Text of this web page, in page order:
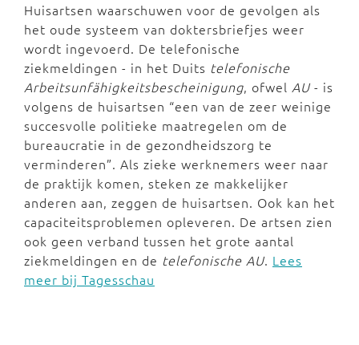
Huisartsen waarschuwen voor de gevolgen als
het oude systeem van doktersbriefjes weer
wordt ingevoerd. De telefonische
ziekmeldingen - in het Duits telefonische
Arbeitsunfähigkeitsbescheinigung, ofwel AU- is
volgens de huisartsen “een van de zeer weinige
succesvolle politieke maatregelen om de
bureaucratie in de gezondheidszorg te
verminderen”. Als zieke werknemers weer naar
de praktijk komen, steken ze makkelijker
anderen aan, zeggen de huisartsen. Ook kan het
capaciteitsproblemen opleveren. De artsen zien
ook geen verband tussen het grote aantal
ziekmeldingen en de telefonische AU. Lees
meer bij Tagesschau